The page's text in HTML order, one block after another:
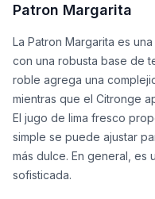
Patron Margarita
La Patron Margarita es
con una robusta base de
roble agrega una
mientras que el Citronge
El jugo de lima fresco
simple se puede ajustar
más dulce. En general,
sofisticada.